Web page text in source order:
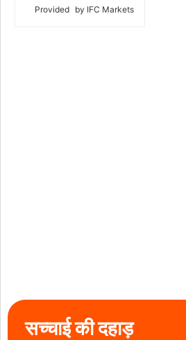
Provided by IFC Markets
सच्चाई की दहाड़